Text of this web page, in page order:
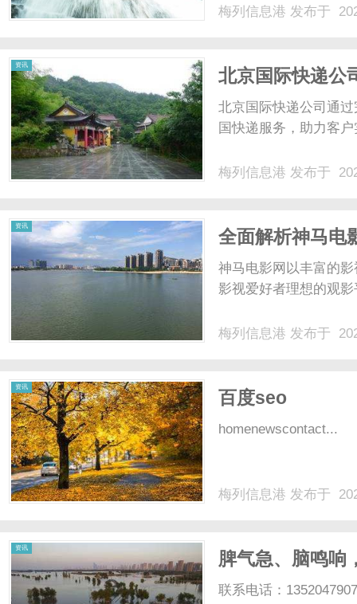
民间正规融资方式，
梅列信息港 发布于
资讯
北京国际快递公
北京国际快递公司通
国快递服务，助力客
梅列信息港 发布于
资讯
全面解析神马电
神马电影网以丰富的
影视爱好者理想的观
梅列信息港 发布于
资讯
百度seo
homenewscontact...
梅列信息港 发布于
资讯
脾气急、脑鸣响
联系电话：